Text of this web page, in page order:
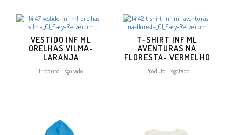
VESTIDO INF ML
ORELHAS VILMA-
LARANJA
Produto Esgotado
T-SHIRT INF ML
AVENTURAS NA
FLORESTA- VERMELHO
Produto Esgotado